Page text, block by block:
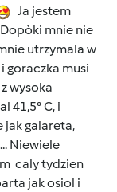
Ja jestem
Dopòki mnie nie
utrzymala w
goraczka musi
wysoka
41,5° C, i
jak galareta,
Niewiele
caly tydzien
jak osiol i